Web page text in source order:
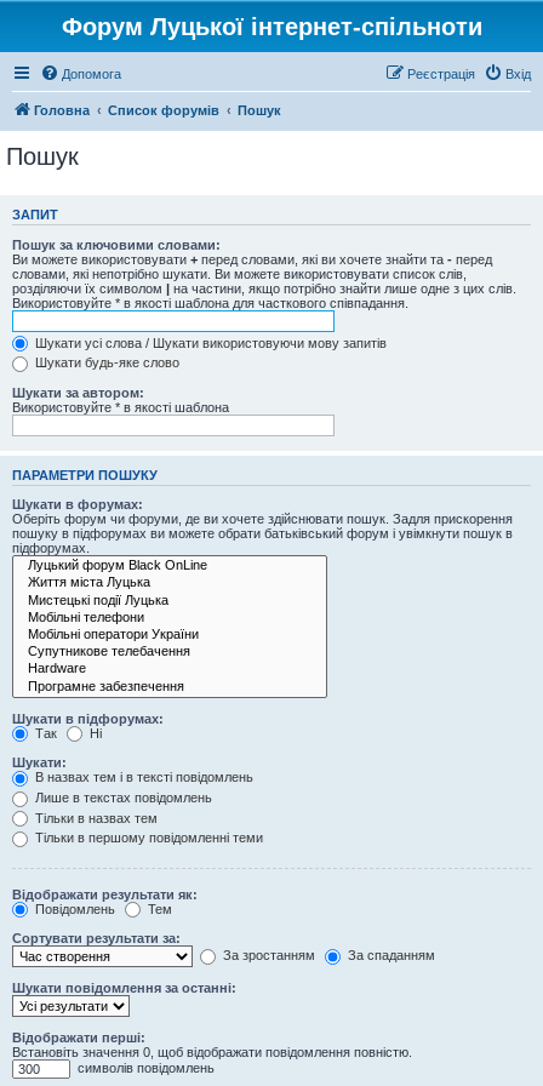
Форум Луцької інтернет-спільноти
Допомога Вхід
Реєстрація
Головна Список форумів Пошук
Пошук
ЗАПИТ
Пошук за ключовими словами:
Ви можете використовувати + перед словами, які ви хочете знайти та - перед
словами, які непотрібно шукати. Ви можете використовувати список слів,
розділяючи їх символом | на частини, якщо потрібно знайти лише одне з цих слів.
Використовуйте * в якості шаблона для часткового співпадання.
Шукати усі слова / Шукати використовуючи мову запитів
Шукати будь-яке слово
Шукати за автором:
Використовуйте * в якості шаблона
ПАРАМЕТРИ ПОШУКУ
Шукати в форумах:
Оберіть форум чи форуми, де ви хочете здійснювати пошук. Задля прискорення
пошуку в підфорумах ви можете обрати батьківський форум і увімкнути пошук в
підфорумах.
Шукати в підфорумах:
Так
Ні
Шукати:
В назвах тем і в тексті повідомлень
Лише в текстах повідомлень
Тільки в назвах тем
Тільки в першому повідомленні теми
Відображати результати як:
Повідомлень
Тем
Сортувати результати за:
За зростанням
За спаданням
Шукати повідомлення за останні:
Відображати перші:
Встановіть значення 0, щоб відображати повідомлення повністю.
символів повідомлень